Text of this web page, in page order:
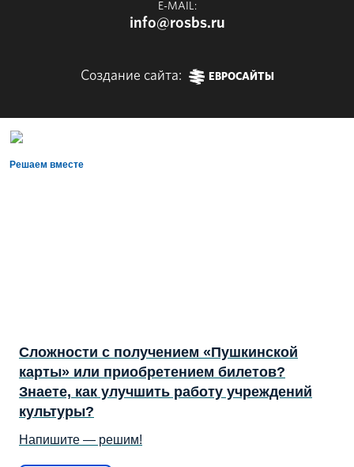
E-MAIL:
info@rosbs.ru
Создание сайта: ЕВРОСАЙТЫ
Решаем вместе
Сложности с получением «Пушкинской
карты» или приобретением билетов?
Знаете, как улучшить работу учреждений
культуры?
Напишите — решим!